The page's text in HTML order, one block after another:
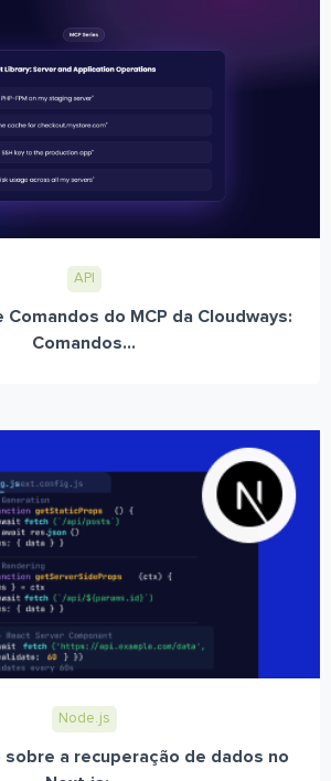
API
do MCP da Cloudways:
Comandos...
Node.js
sobre a recuperação de dados no